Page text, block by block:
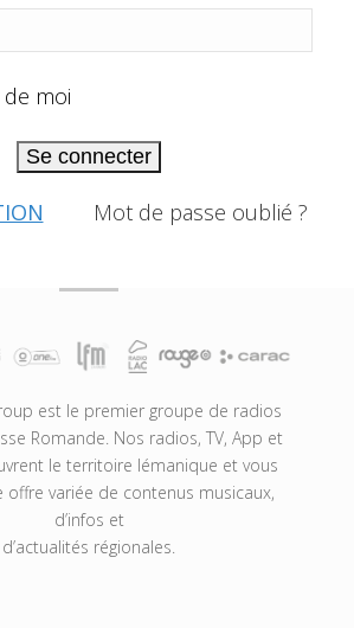
moi
Se connecter
Mot de passe oublié ?
est le premier groupe de radios
Romande. Nos radios, TV, App et
le territoire lémanique et vous
offre variée de contenus musicaux,
d’infos et
d’actualités régionales.